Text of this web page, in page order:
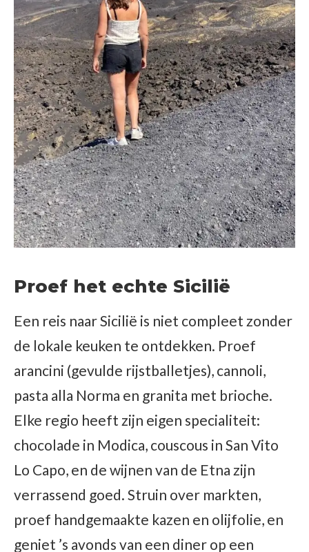
Proef het echte Sicilië
Een reis naar Sicilië is niet compleet zonder
de lokale keuken te ontdekken. Proef
arancini (gevulde rijstballetjes), cannoli,
pasta alla Norma en granita met brioche.
Elke regio heeft zijn eigen specialiteit:
chocolade in Modica, couscous in San Vito
Lo Capo, en de wijnen van de Etna zijn
verrassend goed. Struin over markten,
proef handgemaakte kazen en olijfolie, en
geniet ’s avonds van een diner op een